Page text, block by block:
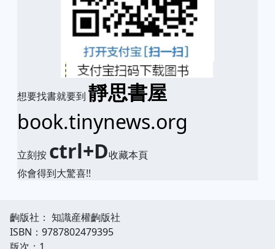
想要找書就要到 靜思書屋
book.tinynews.org
立刻按 ctrl+D收藏本頁
你會得到大驚喜!!
齣版社： 知識産權齣版社
ISBN：9787802479395